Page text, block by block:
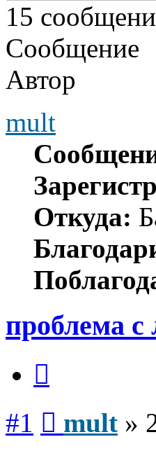
15
Сообщение
Автор
mult
Откуда:
проблема с
#1 mult »